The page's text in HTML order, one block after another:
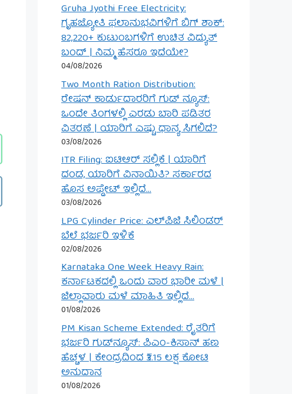
Gruha Jyothi Free Electricity:
ಗೃಹಜ್ಯೋತಿ ಫಲಾನುಭವಿಗಳಿಗೆ ಬಿಗ್ ಶಾಕ್:
82,220+ ಕುಟುಂಬಗಳಿಗೆ ಉಚಿತ ವಿದ್ಯುತ್
ಬಂದ್ | ನಿಮ್ಮ ಹೆಸರೂ ಇದೆಯೇ?
04/08/2026
Two Month Ration Distribution:
ರೇಷನ್ ಕಾರ್ಡುದಾರರಿಗೆ ಗುಡ್ ನ್ಯೂಸ್:
ಒಂದೇ ತಿಂಗಳಲ್ಲಿ ಎರಡು ಬಾರಿ ಪಡಿತರ
ವಿತರಣೆ | ಯಾರಿಗೆ ಎಷ್ಟು ಧಾನ್ಯ ಸಿಗಲಿದೆ?
03/08/2026
ITR Filing: ಐಟಿಆರ್ ಸಲ್ಲಿಕೆ | ಯಾರಿಗೆ
ದಂಡ, ಯಾರಿಗೆ ವಿನಾಯಿತಿ? ಸರ್ಕಾರದ
ಹೊಸ ಅಪ್ಡೇಟ್ ಇಲ್ಲಿದೆ…
03/08/2026
LPG Cylinder Price: ಎಲ್‌ಪಿಜಿ ಸಿಲಿಂಡರ್
ಬೆಲೆ ಭರ್ಜರಿ ಇಳಿಕೆ
02/08/2026
Karnataka One Week Heavy Rain:
ಕರ್ನಾಟಕದಲ್ಲಿ ಒಂದು ವಾರ ಭಾರೀ ಮಳೆ |
ಜಿಲ್ಲಾವಾರು ಮಳೆ ಮಾಹಿತಿ ಇಲ್ಲಿದೆ…
01/08/2026
PM Kisan Scheme Extended: ರೈತರಿಗೆ
ಭರ್ಜರಿ ಗುಡ್‌ನ್ಯೂಸ್: ಪಿಎಂ-ಕಿಸಾನ್ ಹಣ
ಹೆಚ್ಚಳ | ಕೇಂದ್ರದಿಂದ ₹3.15 ಲಕ್ಷ ಕೋಟಿ
ಅನುದಾನ
01/08/2026